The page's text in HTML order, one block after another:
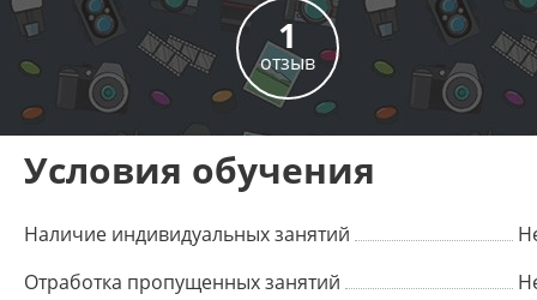
1
отзыв
Условия обучения
Наличие индивидуальных занятий
Отработка пропущенных занятий